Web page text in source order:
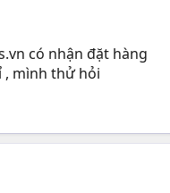
có nhận đặt hàng
, mình thử hỏi